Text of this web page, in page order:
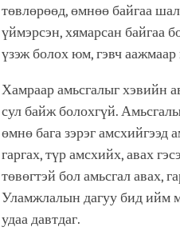
төвлөрөөд, өмнөө байгаа
үймэрсэн, хямарсан байгаа
үзэж болох юм, гэвч аажмаар
Хамраар амьсгалыг хэвийн
сул байж болохгүй.
өмнө бага зэрэг амсхийгээд
гаргах, түр амсхийх, авах
төвөгтэй бол амьсгал авах,
Уламжлалын дагуу бид ийм
удаа давтдаг.